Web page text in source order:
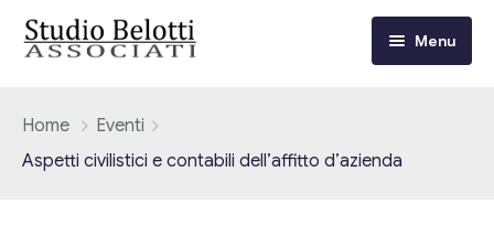
Menu
I nostri servizi
Home
Eventi
Aspetti civilistici e contabili dell’affitto d’azienda